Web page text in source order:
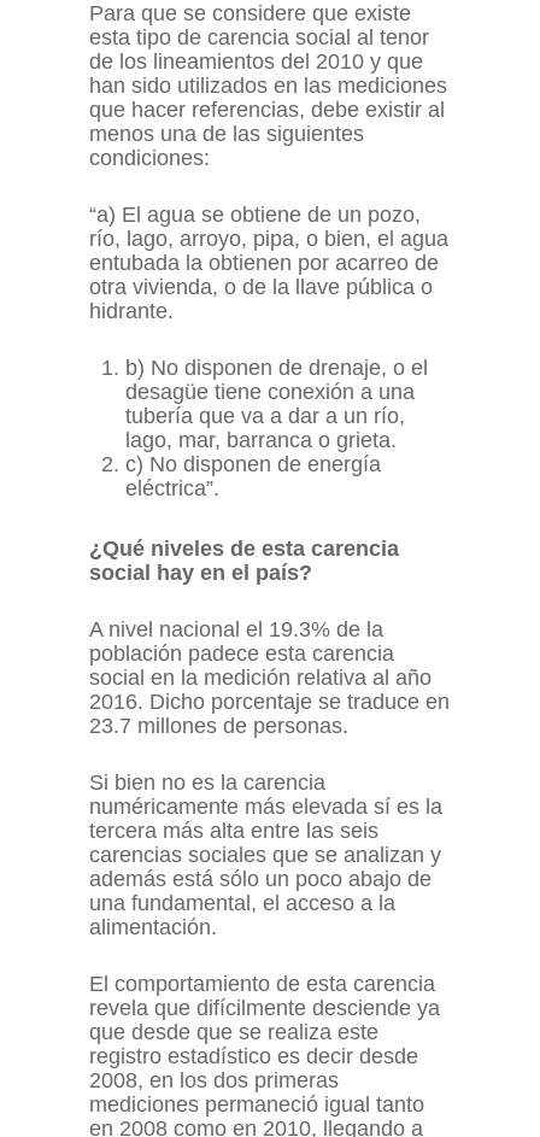
Para que se considere que existe
esta tipo de carencia social al tenor
de los lineamientos del 2010 y que
han sido utilizados en las mediciones
que hacer referencias, debe existir al
menos una de las siguientes
condiciones:
“a) El agua se obtiene de un pozo,
río, lago, arroyo, pipa, o bien, el agua
entubada la obtienen por acarreo de
otra vivienda, o de la llave pública o
hidrante.
b) No disponen de drenaje, o el
desagüe tiene conexión a una
tubería que va a dar a un río,
lago, mar, barranca o grieta.
c) No disponen de energía
eléctrica”.
¿Qué niveles de esta carencia
social hay en el país?
A nivel nacional el 19.3% de la
población padece esta carencia
social en la medición relativa al año
2016. Dicho porcentaje se traduce en
23.7 millones de personas.
Si bien no es la carencia
numéricamente más elevada sí es la
tercera más alta entre las seis
carencias sociales que se analizan y
además está sólo un poco abajo de
una fundamental, el acceso a la
alimentación.
El comportamiento de esta carencia
revela que difícilmente desciende ya
que desde que se realiza este
registro estadístico es decir desde
2008, en los dos primeras
mediciones permaneció igual tanto
en 2008 como en 2010, llegando a